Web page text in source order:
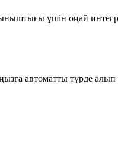
үшін оңай
автоматты түрде алып